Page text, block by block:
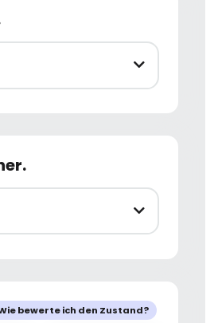
bewerte ich den Zustand?